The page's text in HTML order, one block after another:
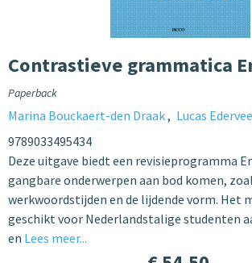
Contrastieve grammatica
Paperback
Marina Bouckaert-den Draak
Lucas
9789033495434
Deze uitgave biedt een revisieprogramma
gangbare onderwerpen aan bod komen,
werkwoordstijden en de lijdende vorm. Het
geschikt voor Nederlandstalige studenten
en Lees meer...